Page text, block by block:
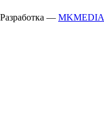
Разработка — MKMEDIA